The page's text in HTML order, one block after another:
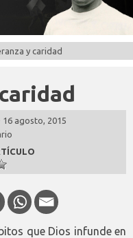
y caridad
16 agosto, 2015
que Dios infunde en